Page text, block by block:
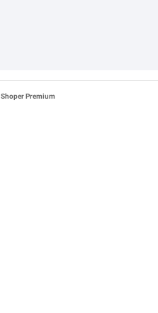
Shoper Premium